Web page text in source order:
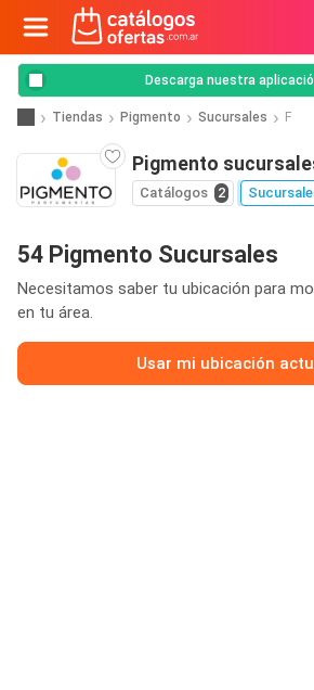
Descarga nuestra
Tiendas Pigmento Sucursales F
Pigmento
Catálogos 2
54 Pigmento Sucursales
Necesitamos saber tu ubicación para
en tu área.
Usar mi ubicación